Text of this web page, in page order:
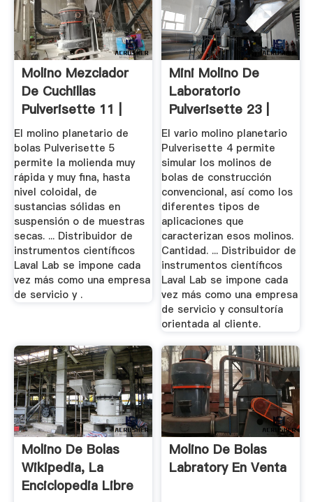
Molino Mezclador
De Cuchillas
Pulverisette 11 |
Laval Lab Inc
El molino planetario de
bolas Pulverisette 5
permite la molienda muy
rápida y muy fina, hasta
nivel coloidal, de
sustancias sólidas en
suspensión o de muestras
secas. ... Distribuidor de
instrumentos científicos
Laval Lab se impone cada
vez más como una empresa
de servicio y .
Mini Molino De
Laboratorio
Pulverisette 23 |
Laval Lab
El vario molino planetario
Pulverisette 4 permite
simular los molinos de
bolas de construcción
convencional, así como los
diferentes tipos de
aplicaciones que
caracterizan esos molinos.
Cantidad. ... Distribuidor de
instrumentos científicos
Laval Lab se impone cada
vez más como una empresa
de servicio y consultoría
orientada al cliente.
Molino De Bolas
Wikipedia, La
Enciclopedia Libre
Molino De Bolas
Labratory En Venta